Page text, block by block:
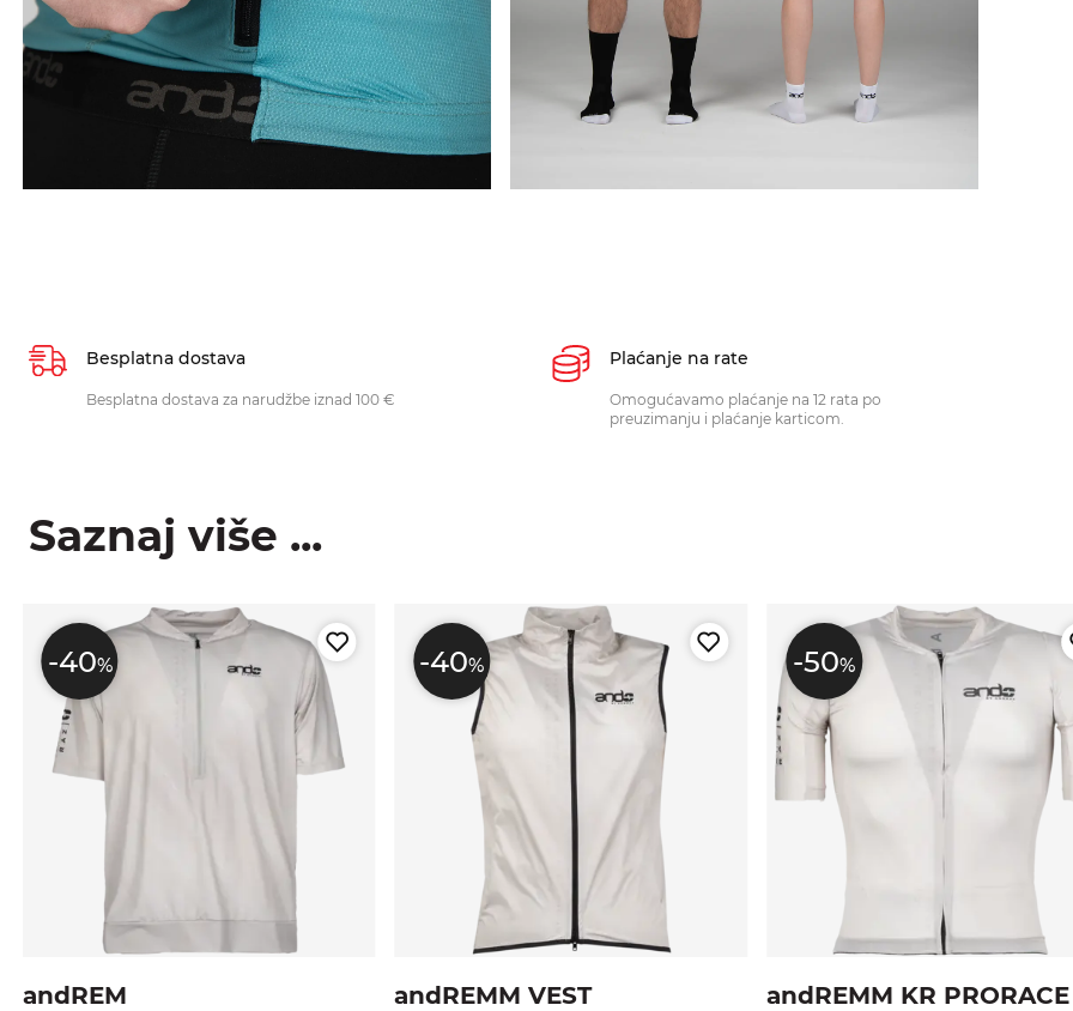
Besplatna dostava
Besplatna dostava za narudžbe iznad 100 €
Plaćanje na rate
Omogućavamo plaćanje na 12 rata po
preuzimanju i plaćanje karticom.
Saznaj više ...
-40%
andREM
-40%
andREMM VEST
-50%
andREMM KR PRORACE